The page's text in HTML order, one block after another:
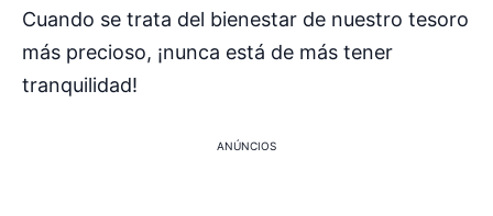
Cuando se trata del bienestar de nuestro tesoro
más precioso, ¡nunca está de más tener
tranquilidad!
ANÚNCIOS